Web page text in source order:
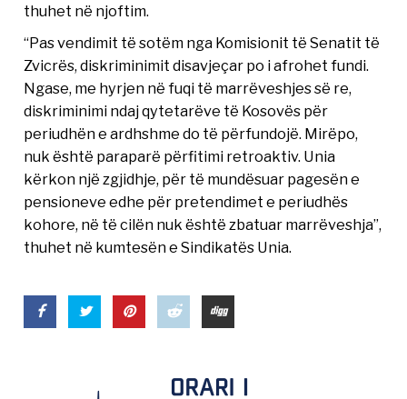
thuhet në njoftim.
“Pas vendimit të sotëm nga Komisionit të Senatit të
Zvicrës, diskriminimit disavjeçar po i afrohet fundi.
Ngase, me hyrjen në fuqi të marrëveshjes së re,
diskriminimi ndaj qytetarëve të Kosovës për
periudhën e ardhshme do të përfundojë. Mirëpo,
nuk është paraparë përfitimi retroaktiv. Unia
kërkon një zgjidhje, për të mundësuar pagesën e
pensioneve edhe për pretendimet e periudhës
kohore, në të cilën nuk është zbatuar marrëveshja”,
thuhet në kumtesën e Sindikatës Unia.